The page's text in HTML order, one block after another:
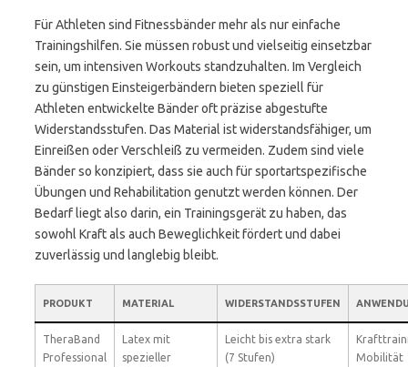
Für Athleten sind Fitnessbänder mehr als nur einfache
Trainingshilfen. Sie müssen robust und vielseitig einsetzbar
sein, um intensiven Workouts standzuhalten. Im Vergleich
zu günstigen Einsteigerbändern bieten speziell für
Athleten entwickelte Bänder oft präzise abgestufte
Widerstandsstufen. Das Material ist widerstandsfähiger, um
Einreißen oder Verschleiß zu vermeiden. Zudem sind viele
Bänder so konzipiert, dass sie auch für sportartspezifische
Übungen und Rehabilitation genutzt werden können. Der
Bedarf liegt also darin, ein Trainingsgerät zu haben, das
sowohl Kraft als auch Beweglichkeit fördert und dabei
zuverlässig und langlebig bleibt.
PRODUKT MATERIAL WIDERSTANDSSTUFEN
TheraBand
Professional
Latex mit
spezieller
Leicht bis extra stark
(7 Stufen)
Mobilität